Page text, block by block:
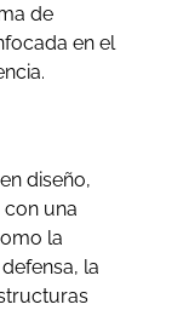
de
en el
diseño,
una
la
la